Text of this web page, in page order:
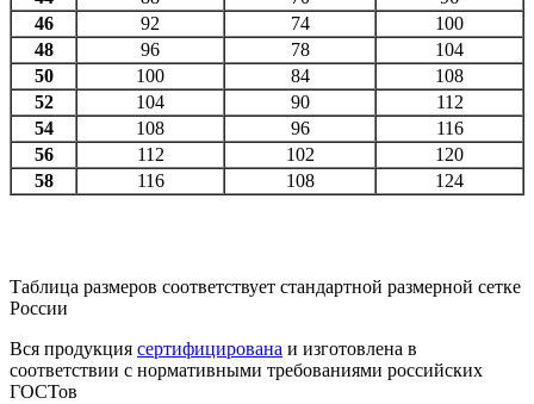
46
92 74
100
48
96 78
104
50
100 84
108
52
104 90
112
54
108 96
116
56
112 102
120
58
116 108 124
Таблица размеров соответствует стандартной размерной сетке
России
Вся продукция сертифицирована и изготовлена в
соответствии с нормативными требованиями российских
ГОСТов